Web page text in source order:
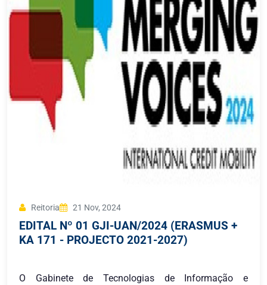
Reitoria 21 Nov, 2024
EDITAL Nº 01 GJI-UAN/2024 (ERASMUS +
KA 171 - PROJECTO 2021-2027)
O Gabinete de Tecnologias de Informação e